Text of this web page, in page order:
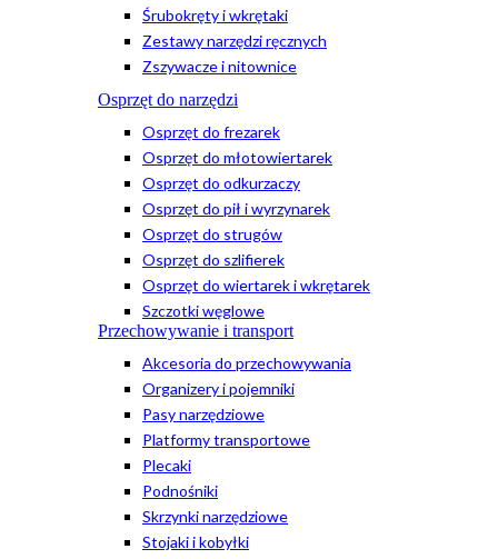
Śrubokręty i wkrętaki
Zestawy narzędzi ręcznych
Zszywacze i nitownice
Osprzęt do narzędzi
Osprzęt do frezarek
Osprzęt do młotowiertarek
Osprzęt do odkurzaczy
Osprzęt do pił i wyrzynarek
Osprzęt do strugów
Osprzęt do szlifierek
Osprzęt do wiertarek i wkrętarek
Szczotki węglowe
Przechowywanie i transport
Akcesoria do przechowywania
Organizery i pojemniki
Pasy narzędziowe
Platformy transportowe
Plecaki
Podnośniki
Skrzynki narzędziowe
Stojaki i kobyłki